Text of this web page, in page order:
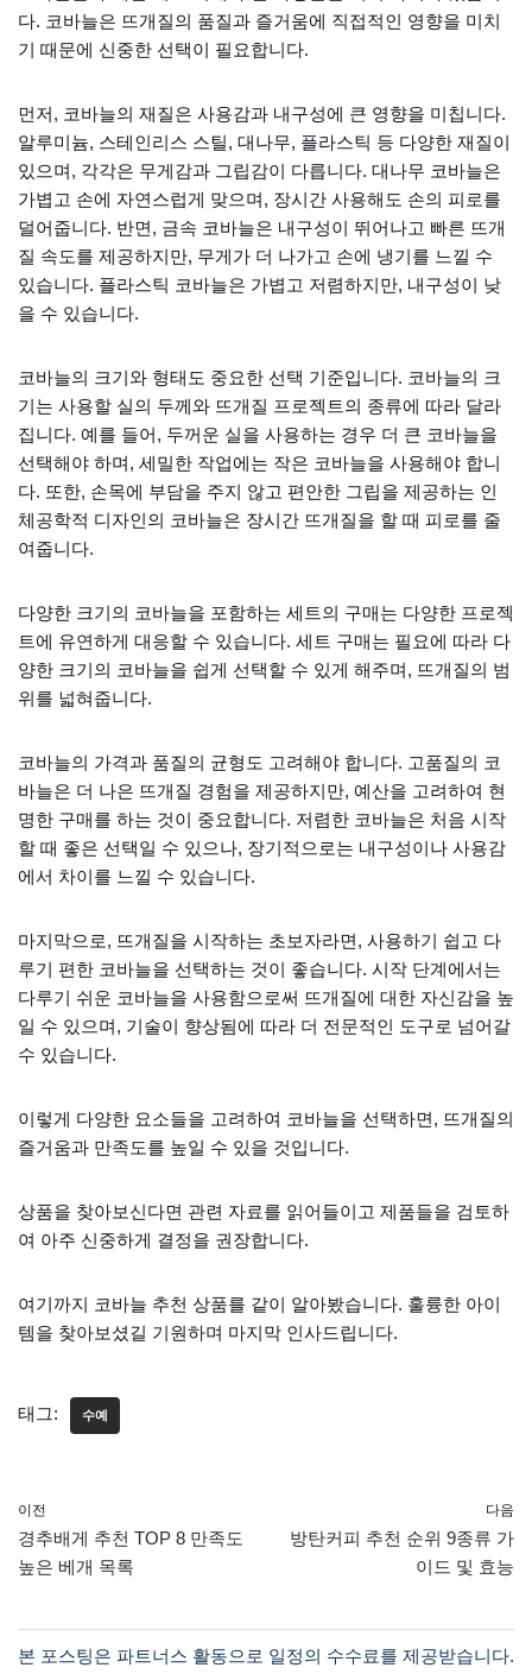
다. 코바늘은 뜨개질의 품질과 즐거움에 직접적인 영향을 미치
기 때문에 신중한 선택이 필요합니다.
먼저, 코바늘의 재질은 사용감과 내구성에 큰 영향을 미칩니다.
알루미늄, 스테인리스 스틸, 대나무, 플라스틱 등 다양한 재질이
있으며, 각각은 무게감과 그립감이 다릅니다. 대나무 코바늘은
가볍고 손에 자연스럽게 맞으며, 장시간 사용해도 손의 피로를
덜어줍니다. 반면, 금속 코바늘은 내구성이 뛰어나고 빠른 뜨개
질 속도를 제공하지만, 무게가 더 나가고 손에 냉기를 느낄 수
있습니다. 플라스틱 코바늘은 가볍고 저렴하지만, 내구성이 낮
을 수 있습니다.
코바늘의 크기와 형태도 중요한 선택 기준입니다. 코바늘의 크
기는 사용할 실의 두께와 뜨개질 프로젝트의 종류에 따라 달라
집니다. 예를 들어, 두꺼운 실을 사용하는 경우 더 큰 코바늘을
선택해야 하며, 세밀한 작업에는 작은 코바늘을 사용해야 합니
다. 또한, 손목에 부담을 주지 않고 편안한 그립을 제공하는 인
체공학적 디자인의 코바늘은 장시간 뜨개질을 할 때 피로를 줄
여줍니다.
다양한 크기의 코바늘을 포함하는 세트의 구매는 다양한 프로젝
트에 유연하게 대응할 수 있습니다. 세트 구매는 필요에 따라 다
양한 크기의 코바늘을 쉽게 선택할 수 있게 해주며, 뜨개질의 범
위를 넓혀줍니다.
코바늘의 가격과 품질의 균형도 고려해야 합니다. 고품질의 코
바늘은 더 나은 뜨개질 경험을 제공하지만, 예산을 고려하여 현
명한 구매를 하는 것이 중요합니다. 저렴한 코바늘은 처음 시작
할 때 좋은 선택일 수 있으나, 장기적으로는 내구성이나 사용감
에서 차이를 느낄 수 있습니다.
마지막으로, 뜨개질을 시작하는 초보자라면, 사용하기 쉽고 다
루기 편한 코바늘을 선택하는 것이 좋습니다. 시작 단계에서는
다루기 쉬운 코바늘을 사용함으로써 뜨개질에 대한 자신감을 높
일 수 있으며, 기술이 향상됨에 따라 더 전문적인 도구로 넘어갈
수 있습니다.
이렇게 다양한 요소들을 고려하여 코바늘을 선택하면, 뜨개질의
즐거움과 만족도를 높일 수 있을 것입니다.
상품을 찾아보신다면 관련 자료를 읽어들이고 제품들을 검토하
여 아주 신중하게 결정을 권장합니다.
여기까지 코바늘 추천 상품를 같이 알아봤습니다. 훌륭한 아이
템을 찾아보셨길 기원하며 마지막 인사드립니다.
태그: 수예
이전
경추배게 추천 TOP 8 만족도
높은 베개 목록
다음
방탄커피 추천 순위 9종류 가
이드 및 효능